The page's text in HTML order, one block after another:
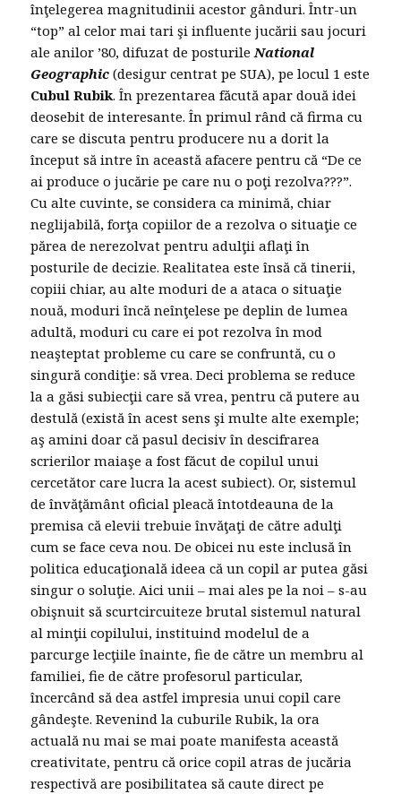
înţelegerea magnitudinii acestor gânduri. Într-un
“top” al celor mai tari şi influente jucării sau jocuri
ale anilor ’80, difuzat de posturileNational
Geographic (desigur centrat pe SUA), pe locul 1 este
Cubul Rubik. În prezentarea făcută apar două idei
deosebit de interesante. În primul rând că firma cu
care se discuta pentru producere nu a dorit la
început să intre în această afacere pentru că “De ce
ai produce o jucărie pe care nu o poţi rezolva???”.
Cu alte cuvinte, se considera ca minimă, chiar
neglijabilă, forţa copiilor de a rezolva o situaţie ce
părea de nerezolvat pentru adulţii aflaţi în
posturile de decizie. Realitatea este însă că tinerii,
copiii chiar, au alte moduri de a ataca o situaţie
nouă, moduri încă neînţelese pe deplin de lumea
adultă, moduri cu care ei pot rezolva în mod
neaşteptat probleme cu care se confruntă, cu o
singură condiţie: să vrea. Deci problema se reduce
la a găsi subiecţii care să vrea, pentru că putere au
destulă (există în acest sens şi multe alte exemple;
aş amini doar că pasul decisiv în descifrarea
scrierilor maiaşe a fost făcut de copilul unui
cercetător care lucra la acest subiect). Or, sistemul
de învăţământ oficial pleacă întotdeauna de la
premisa că elevii trebuie învăţaţi de către adulţi
cum se face ceva nou. De obicei nu este inclusă în
politica educaţională ideea că un copil ar putea găsi
singur o soluţie. Aici unii – mai ales pe la noi – s-au
obişnuit să scurtcircuiteze brutal sistemul natural
al minţii copilului, instituind modelul de a
parcurge lecţiile înainte, fie de către un membru al
familiei, fie de către profesorul particular,
încercând să dea astfel impresia unui copil care
gândeşte. Revenind la cuburile Rubik, la ora
actuală nu mai se mai poate manifesta această
creativitate, pentru că orice copil atras de jucăria
respectivă are posibilitatea să caute direct pe